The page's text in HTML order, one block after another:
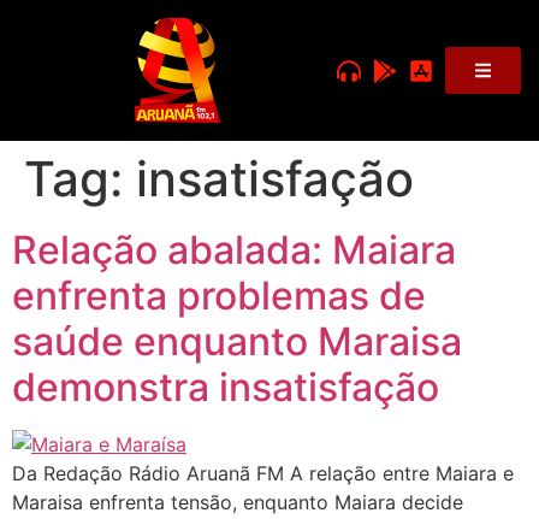
Tag: insatisfação
Relação abalada: Maiara
enfrenta problemas de
saúde enquanto Maraisa
demonstra insatisfação
Da Redação Rádio Aruanã FM A relação entre Maiara e
Maraisa enfrenta tensão, enquanto Maiara decide